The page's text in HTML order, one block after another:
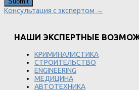
Консультация с экспертом →
НАШИ ЭКСПЕРТНЫЕ
КРИМИНАЛИСТИКА
СТРОИТЕЛЬСТВО
ENGINEERING
МЕДИЦИНА
АВТОТЕХНИКА